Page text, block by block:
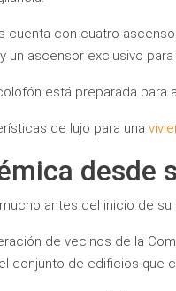
cuenta con cuatro
un ascensor exclusivo
está preparada para
de lujo para una
desde
antes del inicio de
de vecinos de la
conjunto de edificios que